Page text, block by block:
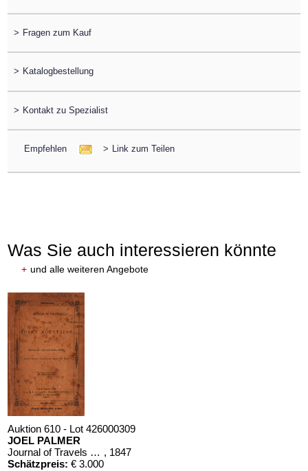
> Fragen zum Kauf
> Katalogbestellung
> Kontakt zu Spezialist
Empfehlen > Link zum Teilen
Was Sie auch interessieren könnte
+ und alle weiteren Angebote
Auktion 610 - Lot 426000309
JOEL PALMER
Journal of Travels over the Rocky Mountains , 1847
Schätzpreis: € 3.000